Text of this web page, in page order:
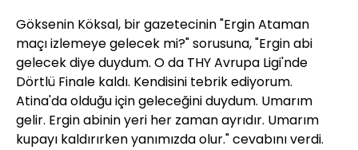
Göksenin Köksal, bir gazetecinin "Ergin Ataman
maçı izlemeye gelecek mi?" sorusuna, "Ergin abi
gelecek diye duydum. O da THY Avrupa Ligi'nde
Dörtlü Finale kaldı. Kendisini tebrik ediyorum.
Atina'da olduğu için geleceğini duydum. Umarım
gelir. Ergin abinin yeri her zaman ayrıdır. Umarım
kupayı kaldırırken yanımızda olur." cevabını verdi.